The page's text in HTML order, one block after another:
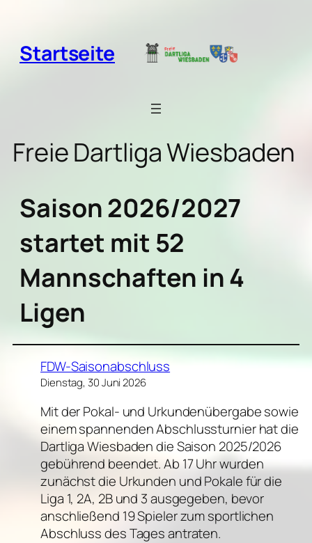
springen
Startseite
Freie Dartliga Wiesbaden
Saison 2026/2027
startet mit 52
Mannschaften in 4
Ligen
FDW-Saisonabschluss
Dienstag, 30 Juni 2026
Mit der Pokal- und Urkundenübergabe sowie
einem spannenden Abschlussturnier hat die
Dartliga Wiesbaden die Saison 2025/2026
gebührend beendet. Ab 17 Uhr wurden
zunächst die Urkunden und Pokale für die
Liga 1, 2A, 2B und 3 ausgegeben, bevor
anschließend 19 Spieler zum sportlichen
Abschluss des Tages antraten.